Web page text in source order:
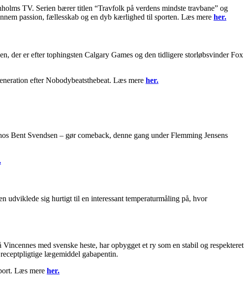
TV. Serien bærer titlen “Travfolk på verdens mindste travbane” og
passion, fællesskab og en dyb kærlighed til sporten. Læs mere her.
der er efter tophingsten Calgary Games og den tidligere storløbsvinder Fox
efter Nobodybeatsthebeat. Læs mere her.
Bent Svendsen – gør comeback, denne gang under Flemming Jensens
udviklede sig hurtigt til en interessant temperaturmåling på, hvor
med svenske heste, har opbygget et ry som en stabil og respekteret
lægemiddel gabapentin.
Læs mere her.